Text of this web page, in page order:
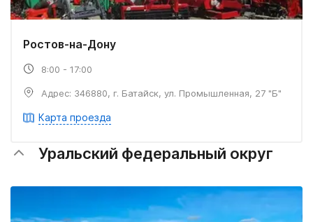
Ростов-на-Дону
8:00 - 17:00
Адрес: 346880, г. Батайск, ул. Промышленная, 27 "Б"
Карта проезда
Уральский федеральный округ